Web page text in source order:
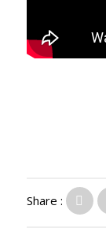
Share :